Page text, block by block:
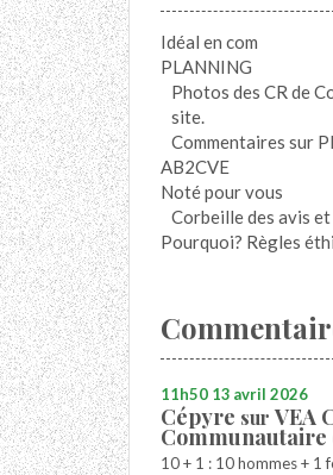
Idéal en com
PLANNING
Photos des CR de
site.
Commentaires sur
AB2CVE
Noté pour vous
Corbeille des avis
Pourquoi? Règles
11h50 13 avril 2026
Cépyre sur VEA
10 + 1 : 10 hommes + 1